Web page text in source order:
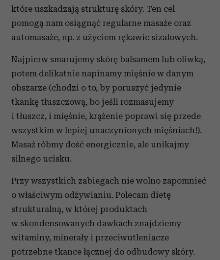
które uszkadzają strukturę skóry. Ten cel
pomogą nam osiągnąć regularne masaże oraz
automasaże, np. z użyciem rękawic sizalowych.
Najpierw smarujemy skórę balsamem lub oliwką,
potem delikatnie napinamy mięśnie w danym
obszarze (chodzi o to, by poruszyć jedynie
tkankę tłuszczową, bo jeśli rozmasujemy
i tłuszcz, i mięśnie, krążenie poprawi się przede
wszystkim w lepiej unaczynionych mięśniach!).
Masaż róbmy dość energicznie, ale unikajmy
silnego ucisku.
Przy wszystkich zabiegach nie wolno zapomnieć
o właściwym odżywianiu. Polecam dietę
strukturalną, w której produktach
w skondensowanych dawkach znajdziemy
witaminy, minerały i przeciwutleniacze
potrzebne tkance łącznej do odbudowy skóry.